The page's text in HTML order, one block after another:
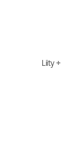
Liity